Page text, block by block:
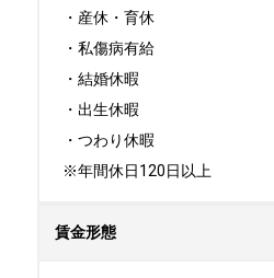
・産休・育休
・私傷病有給
・結婚休暇
・出生休暇
・つわり休暇
※年間休日120日以上
賃金形態